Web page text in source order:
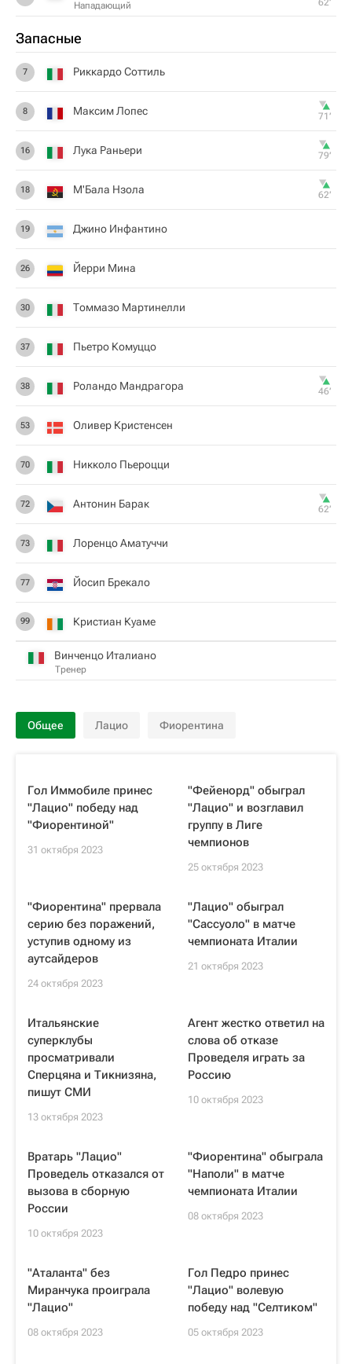
Нападающий
Запасные
7 Риккардо Соттиль
8 Максим Лопес 71‎’‎
16 Лука Раньери 79‎’‎
18 М'Бала Нзола 62‎’‎
19 Джино Инфантино
26 Йерри Мина
30 Томмазо Мартинелли
37 Пьетро Комуццо
38 Роландо Мандрагора 46‎’‎
53 Оливер Кристенсен
70 Никколо Пьероцци
72 Антонин Барак 62‎’‎
73 Лоренцо Аматуччи
77 Йосип Брекало
99 Кристиан Куаме
Винченцо Италиано
Тренер
Общее Лацио Фиорентина
Гол Иммобиле принес
"Лацио" победу над
"Фиорентиной"
31 октября 2023
"Фейенорд" обыграл
"Лацио" и возглавил
группу в Лиге
чемпионов
25 октября 2023
"Фиорентина" прервала
серию без поражений,
уступив одному из
аутсайдеров
24 октября 2023
"Лацио" обыграл
"Сассуоло" в матче
чемпионата Италии
21 октября 2023
Итальянские
суперклубы
просматривали
Сперцяна и Тикнизяна,
пишут СМИ
13 октября 2023
Агент жестко ответил на
слова об отказе
Проведеля играть за
Россию
10 октября 2023
Вратарь "Лацио"
Проведель отказался от
вызова в сборную
России
10 октября 2023
"Фиорентина" обыграла
"Наполи" в матче
чемпионата Италии
08 октября 2023
"Аталанта" без
Миранчука проиграла
"Лацио"
08 октября 2023
Гол Педро принес
"Лацио" волевую
победу над "Селтиком"
05 октября 2023